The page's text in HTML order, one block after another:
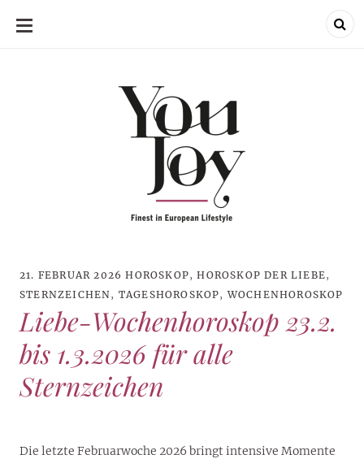
SKIP
21. FEBRUAR 2026 HOROSKOP,HOROSKOP DER LIEBE,
STERNZEICHEN, TAGESHOROSKOP,WOCHENHOROSKOP
Liebe-Wochenhoroskop 23.2.
bis 1.3.2026 für alle
Sternzeichen
Die letzte Februarwoche 2026 bringt intensive Momente